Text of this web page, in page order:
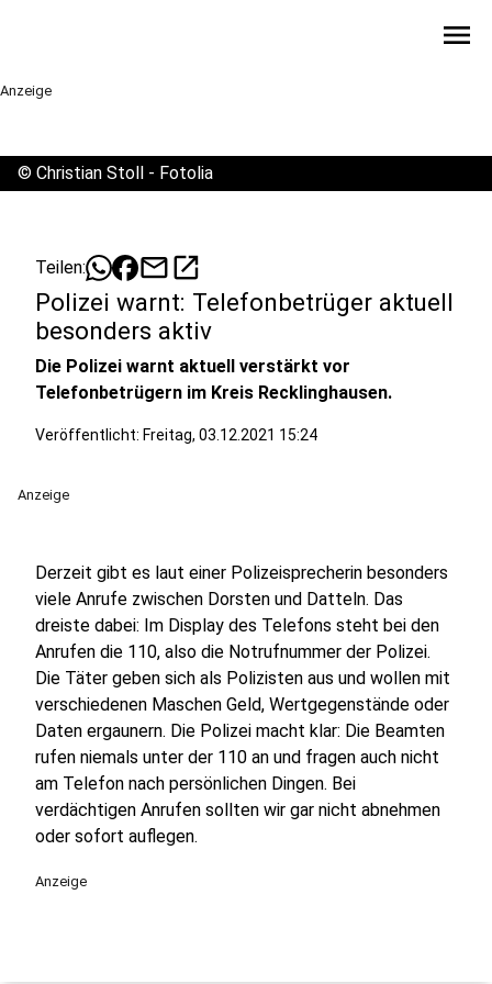
menu
Anzeige
© Christian Stoll - Fotolia
Teilen: mailopen_in_new
Polizei warnt: Telefonbetrüger aktuell
besonders aktiv
Die Polizei warnt aktuell verstärkt vor
Telefonbetrügern im Kreis Recklinghausen.
Veröffentlicht: Freitag, 03.12.2021 15:24
Anzeige
Derzeit gibt es laut einer Polizeisprecherin besonders
viele Anrufe zwischen Dorsten und Datteln. Das
dreiste dabei: Im Display des Telefons steht bei den
Anrufen die 110, also die Notrufnummer der Polizei.
Die Täter geben sich als Polizisten aus und wollen mit
verschiedenen Maschen Geld, Wertgegenstände oder
Daten ergaunern. Die Polizei macht klar: Die Beamten
rufen niemals unter der 110 an und fragen auch nicht
am Telefon nach persönlichen Dingen. Bei
verdächtigen Anrufen sollten wir gar nicht abnehmen
oder sofort auflegen.
Anzeige